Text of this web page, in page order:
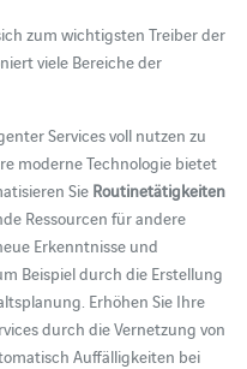
zum wichtigsten Treiber der
viele Bereiche der
Services voll nutzen zu
moderne Technologie bietet
Sie Routinetätigkeiten
Ressourcen für andere
Erkenntnisse und
Beispiel durch die Erstellung
Erhöhen Sie Ihre
durch die Vernetzung von
Auffälligkeiten bei